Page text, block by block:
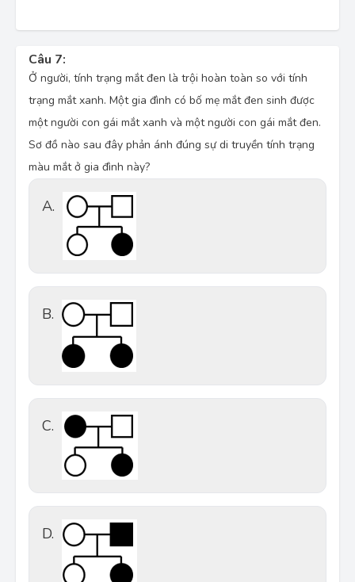
Câu 7:
Ở người, tính trạng mắt đen là trội hoàn toàn so với tính
trạng mắt xanh. Một gia đình có bố mẹ mắt đen sinh được
một người con gái mắt xanh và một người con gái mắt đen.
Sơ đồ nào sau đây phản ánh đúng sự di truyền tính trạng
màu mắt ở gia đình này?
A.
B.
C.
D.